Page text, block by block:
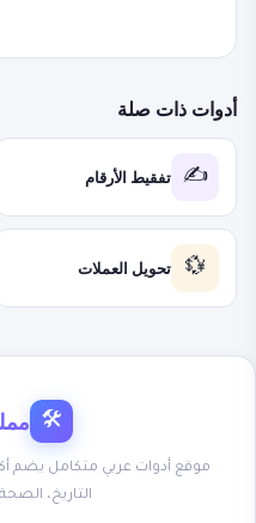
أدوات ذات صلة
✍️ تفقيط الأرقام
💱 تحويل العملات
🛠
التاريخ،